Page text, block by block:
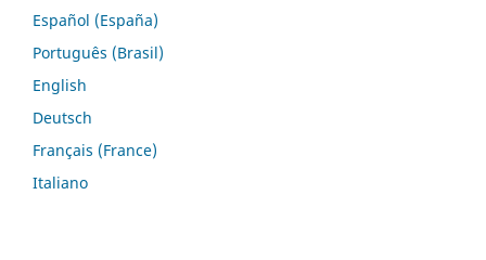
Español (España)
Português (Brasil)
English
Deutsch
Français (France)
Italiano